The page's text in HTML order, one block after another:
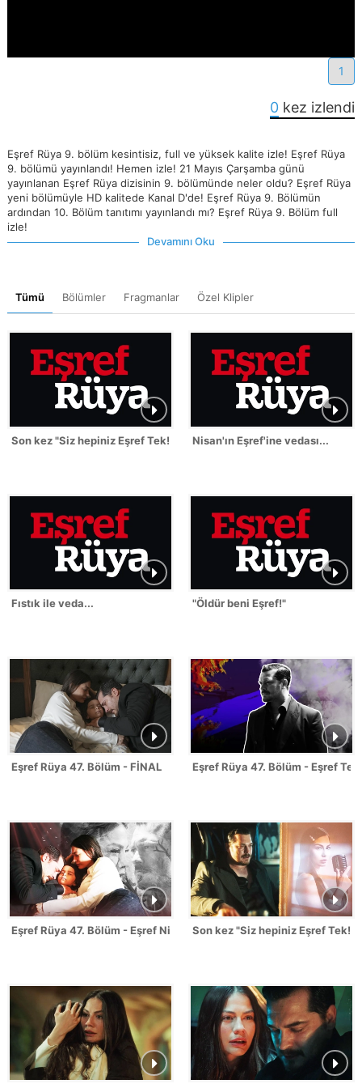
1
0 kez izlendi
Eşref Rüya 9. bölüm kesintisiz, full ve yüksek kalite izle! Eşref Rüya
9. bölümü yayınlandı! Hemen izle! 21 Mayıs Çarşamba günü
yayınlanan Eşref Rüya dizisinin 9. bölümünde neler oldu? Eşref Rüya
yeni bölümüyle HD kalitede Kanal D'de! Eşref Rüya 9. Bölümün
ardından 10. Bölüm tanıtımı yayınlandı mı? Eşref Rüya 9. Bölüm full
izle!
Devamını Oku
Tümü Bölümler Fragmanlar Özel Klipler
Son kez "Siz hepiniz Eşref Tek!" Nisan'ın Eşref'ine vedası...
Fıstık ile veda... "Öldür beni Eşref!"
Eşref Rüya 47. Bölüm - FİNAL Eşref Rüya 47. Bölüm - Eşref
Eşref Rüya 47. Bölüm - Eşref Nisan SahneleriSon kez "Siz hepiniz Eşref Tek!"